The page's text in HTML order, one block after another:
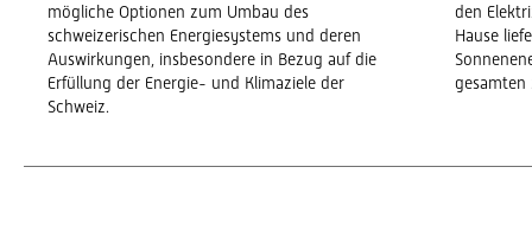
mögliche Optionen zum Umbau des
schweizerischen Energiesystems und deren
Auswirkungen, insbesondere in Bezug auf die
Erfüllung der Energie- und Klimaziele der
Schweiz.
den
Hause
gesamten